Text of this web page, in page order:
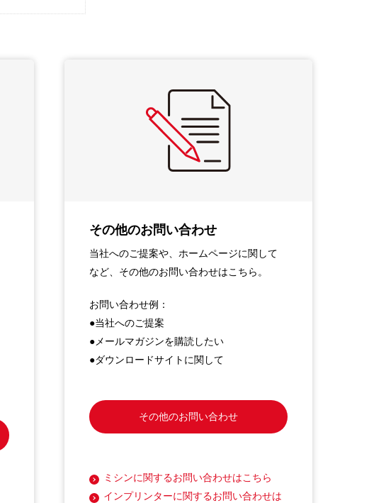
その他のお問い合わせ
当社へのご提案や、ホームページに関して
など、その他のお問い合わせはこちら。
お問い合わせ例：
●当社へのご提案
●メールマガジンを購読したい
●ダウンロードサイトに関して
その他のお問い合わせ
ミシンに関するお問い合わせはこちら
インプリンターに関するお問い合わせは